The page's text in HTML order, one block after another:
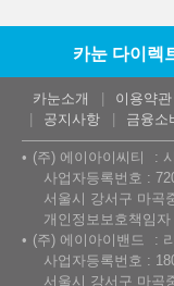
카눈 다이렉
카눈소개 이용약관
공지사항
금융소
(주) 에이아이씨티
사업자등록번호 :
서울시 강서구 마곡
개인정보보호책임
(주) 에이아이밴드
사업자등록번호 :
서울시 강서구 마곡